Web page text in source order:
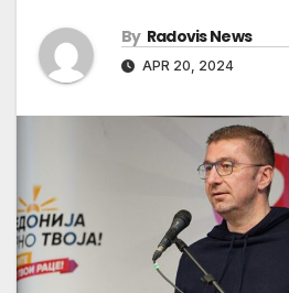
By Radovis News
APR 20, 2024